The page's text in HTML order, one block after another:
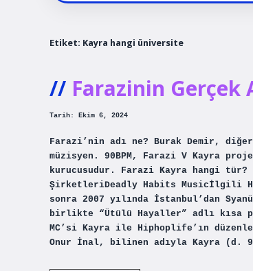
Etiket: Kayra hangi üniversite
Farazinin Gerçek
Tarih: Ekim 6, 2024
Farazi’nin adı ne? Burak Demir,
müzisyen. 90BPM, Farazi V Kayra
kurucusudur. Farazi Kayra hangi
ŞirketleriDeadly Habits Musicİlgili
sonra 2007 yılında İstanbul’dan
birlikte “Ütülü Hayaller” adlı kısa
MC’si Kayra ile Hiphoplife’ın
Onur İnal, bilinen adıyla Kayra (d. 9